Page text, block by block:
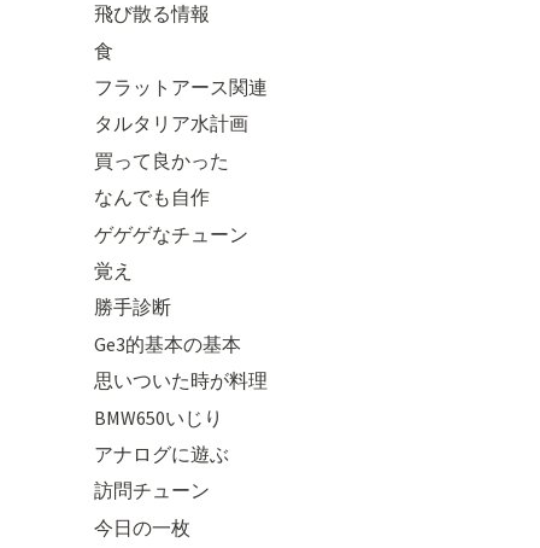
飛び散る情報
食
フラットアース関連
タルタリア水計画
買って良かった
なんでも自作
ゲゲゲなチューン
覚え
勝手診断
Ge3的基本の基本
思いついた時が料理
BMW650いじり
アナログに遊ぶ
訪問チューン
今日の一枚